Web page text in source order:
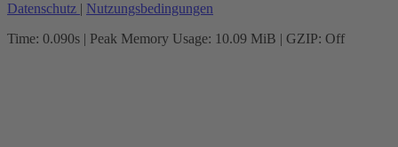
Datenschutz | Nutzungsbedingungen
Time: 0.090s | Peak Memory Usage: 10.09 MiB | GZIP: Off